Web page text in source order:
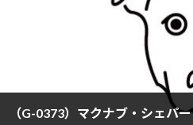
（G-0373）マクナブ・シェパ